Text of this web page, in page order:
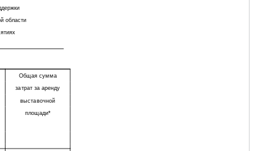
области
Общая сумма
затрат за аренду
выставочной
площади*